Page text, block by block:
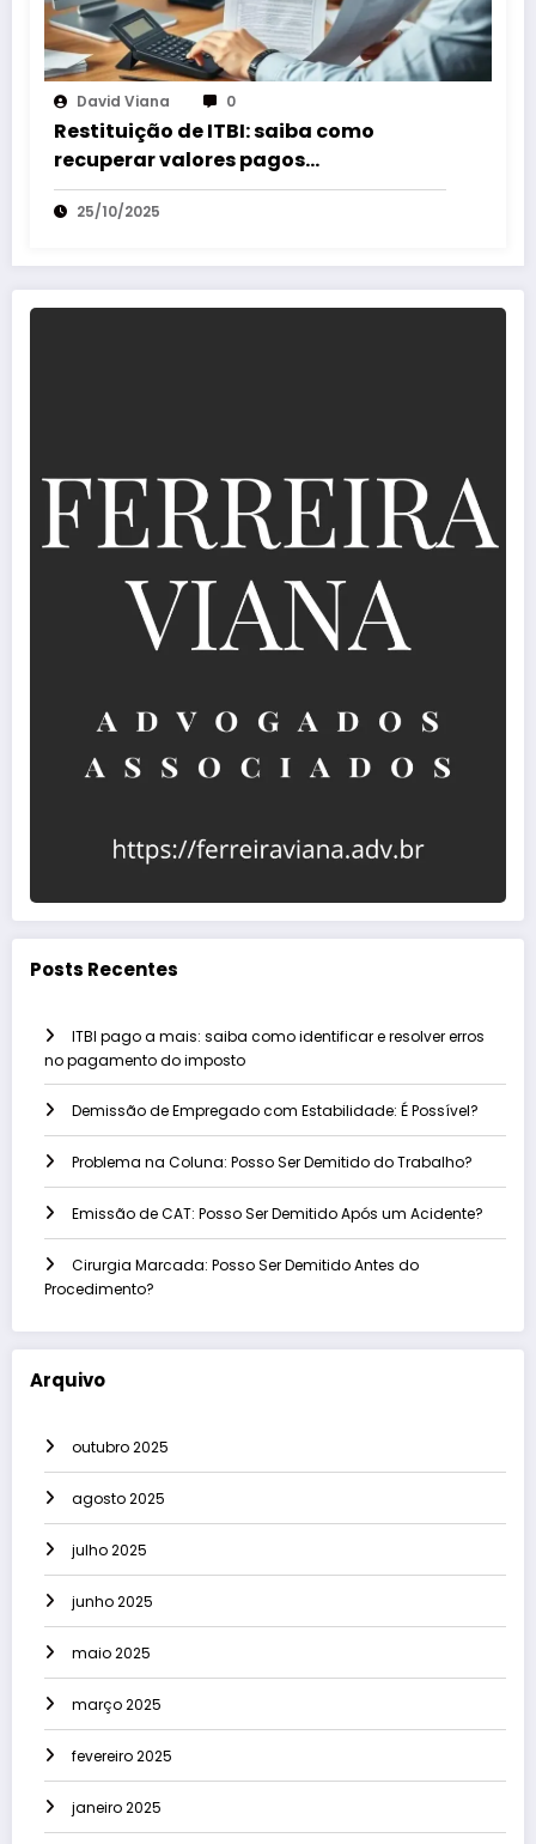
David Viana 0
Restituição de ITBI: saiba como
recuperar valores pagos
indevidamente rápido
25/10/2025
Posts Recentes
ITBI pago a mais: saiba como identificar e resolver erros
no pagamento do imposto
Demissão de Empregado com Estabilidade: É Possível?
Problema na Coluna: Posso Ser Demitido do Trabalho?
Emissão de CAT: Posso Ser Demitido Após um Acidente?
Cirurgia Marcada: Posso Ser Demitido Antes do
Procedimento?
Arquivo
outubro 2025
agosto 2025
julho 2025
junho 2025
maio 2025
março 2025
fevereiro 2025
janeiro 2025